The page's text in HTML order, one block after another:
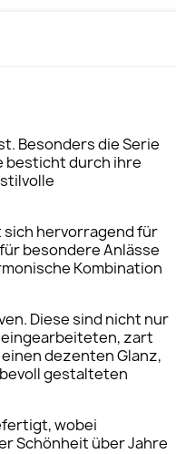
Besonders die Serie
besticht durch ihre
sich hervorragend für
besondere Anlässe
Kombination
Diese sind nicht nur
eingearbeiteten, zart
dezenten Glanz,
gestalteten
wobei
Schönheit über Jahre